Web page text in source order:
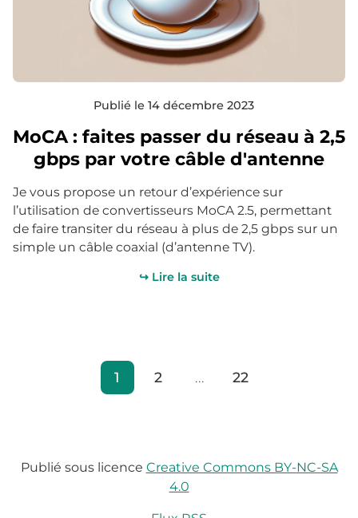
Publié le 14 décembre 2023
MoCA : faites passer du réseau à 2,5
gbps par votre câble d'antenne
Je vous propose un retour d’expérience sur
l’utilisation de convertisseurs MoCA 2.5, permettant
de faire transiter du réseau à plus de 2,5 gbps sur un
simple un câble coaxial (d’antenne TV).
↪ Lire la suite
1 2 ... 22
Publié sous licence Creative Commons BY-NC-SA
4.0